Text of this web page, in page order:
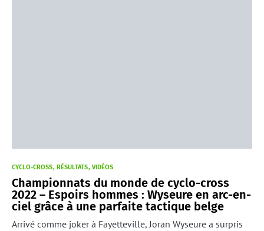
CYCLO-CROSS RÉSULTATS VIDÉOS
Championnats du monde de cyclo-cross
2022 – Espoirs hommes : Wyseure en arc-en-
ciel grâce à une parfaite tactique belge
Arrivé comme joker à Fayetteville, Joran Wyseure a surpris